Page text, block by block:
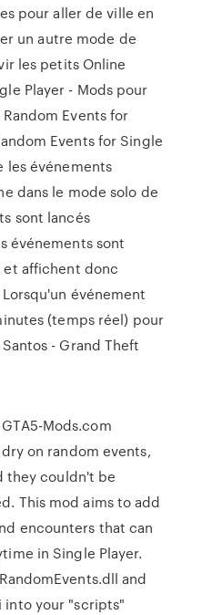
pour aller de ville en
un autre mode de
les petits Online
Player - Mods pour
Random Events for
Events for Single
les événements
dans le mode solo de
sont lancés
événements sont
affichent donc
événement
(temps réel) pour
- Grand Theft
Mods.com
dry on random events,
they couldn't be
This mod aims to add
encounters that can
in Single Player.
and
into your "scripts"